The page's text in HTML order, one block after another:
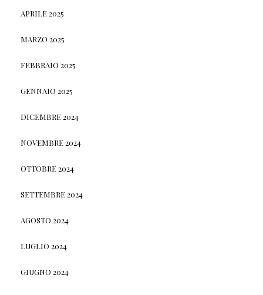
APRILE 2025
MARZO 2025
FEBBRAIO 2025
GENNAIO 2025
DICEMBRE 2024
NOVEMBRE 2024
OTTOBRE 2024
SETTEMBRE 2024
AGOSTO 2024
LUGLIO 2024
GIUGNO 2024